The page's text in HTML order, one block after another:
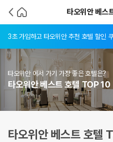
타오위안 베스
3초 가입하고 타오위안 추천 호텔 할인
타오위안 에서 가기 가장 좋은 호텔은?
타오위안 베스트 호텔 TOP 10
타오위안 베스트 호텔